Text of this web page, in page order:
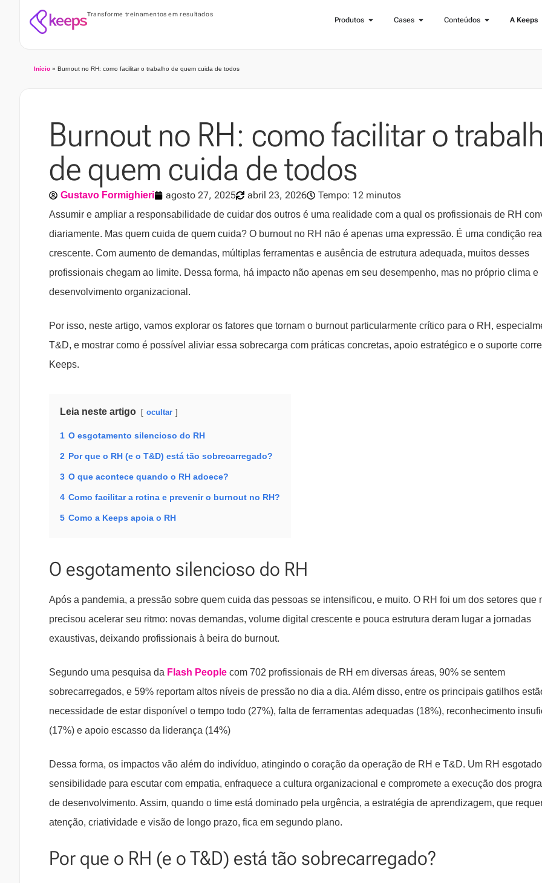
Transforme treinamentos em resultados
Produtos Cases Conteúdos A Keeps
Início » Burnout no RH: como facilitar o trabalho de quem cuida de todos
Burnout no RH: como facilitar o
de quem cuida de todos
Gustavo Formighieri agosto 27, 2025 abril 23, 2026 Tempo: 12 minutos
Assumir e ampliar a responsabilidade de cuidar dos outros é uma realidade com a qual os profissionais de RH
diariamente. Mas quem cuida de quem cuida? O burnout no RH não é apenas uma expressão. É uma condição
crescente. Com aumento de demandas, múltiplas ferramentas e ausência de estrutura adequada, muitos desses
profissionais chegam ao limite. Dessa forma, há impacto não apenas em seu desempenho, mas no próprio clima e
desenvolvimento organizacional.
Por isso, neste artigo, vamos explorar os fatores que tornam o burnout particularmente crítico para o RH,
T&D, e mostrar como é possível aliviar essa sobrecarga com práticas concretas, apoio estratégico e o suporte
Keeps.
Leia neste artigo ocultar
1 O esgotamento silencioso do RH
2 Por que o RH (e o T&D) está tão sobrecarregado?
3 O que acontece quando o RH adoece?
4 Como facilitar a rotina e prevenir o burnout no RH?
5 Como a Keeps apoia o RH
O esgotamento silencioso do RH
Após a pandemia, a pressão sobre quem cuida das pessoas se intensificou, e muito. O RH foi um dos setores que
precisou acelerar seu ritmo: novas demandas, volume digital crescente e pouca estrutura deram lugar a jornadas
exaustivas, deixando profissionais à beira do burnout.
Segundo uma pesquisa da Flash People com 702 profissionais de RH em diversas áreas, 90% se sentem
sobrecarregados, e 59% reportam altos níveis de pressão no dia a dia. Além disso, entre os principais gatilhos
necessidade de estar disponível o tempo todo (27%), falta de ferramentas adequadas (18%), reconhecimento
(17%) e apoio escasso da liderança (14%)
Dessa forma, os impactos vão além do indivíduo, atingindo o coração da operação de RH e T&D. Um RH
sensibilidade para escutar com empatia, enfraquece a cultura organizacional e compromete a execução dos
de desenvolvimento. Assim, quando o time está dominado pela urgência, a estratégia de aprendizagem, que
atenção, criatividade e visão de longo prazo, fica em segundo plano.
Por que o RH (e o T&D) está tão sobrecarregado?